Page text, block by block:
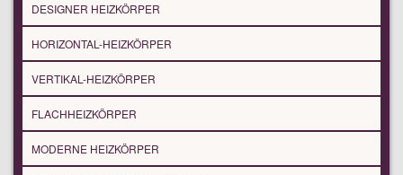
DESIGNER HEIZKÖRPER
HORIZONTAL-HEIZKÖRPER
VERTIKAL-HEIZKÖRPER
FLACHHEIZKÖRPER
MODERNE HEIZKÖRPER